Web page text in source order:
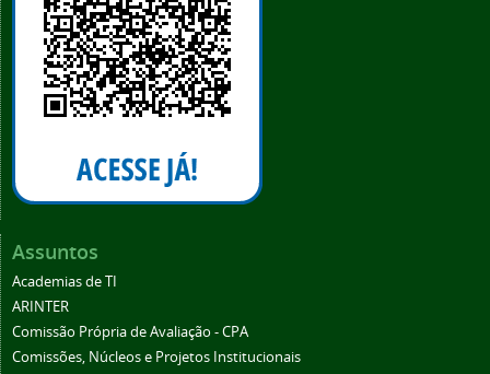
Assuntos
Academias de TI
ARINTER
Comissão Própria de Avaliação - CPA
Comissões, Núcleos e Projetos Institucionais